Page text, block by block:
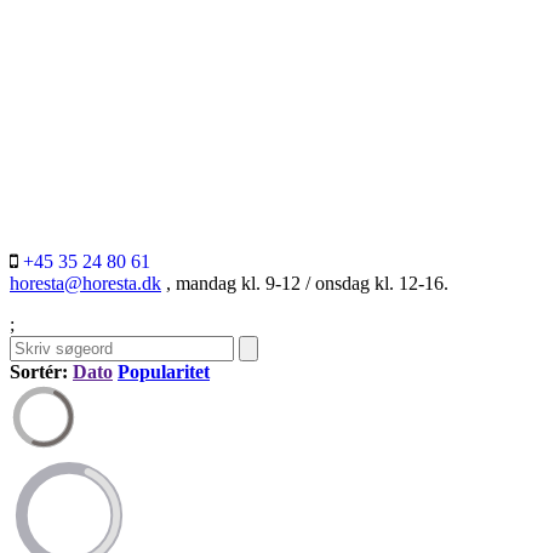
+45 35 24 80 61
horesta@horesta.dk , mandag kl. 9-12 / onsdag kl. 12-16.
;
Sortér: Dato Popularitet